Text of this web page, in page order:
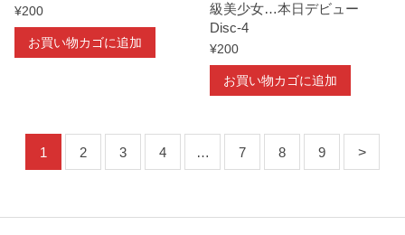
¥200
お買い物カゴに追加
級美少女…本日デビュー
Disc-4
¥200
お買い物カゴに追加
1 2 3 4 … 7 8 9